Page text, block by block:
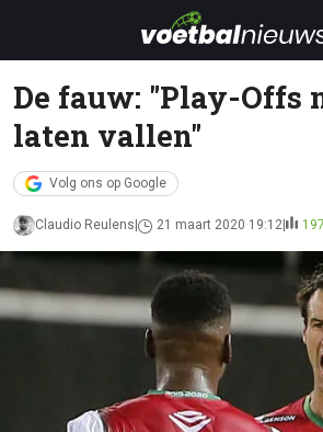
De fauw: "Play-Offs
laten vallen"
Volg ons op Google
Claudio Reulens 21 maart 2020 19:12